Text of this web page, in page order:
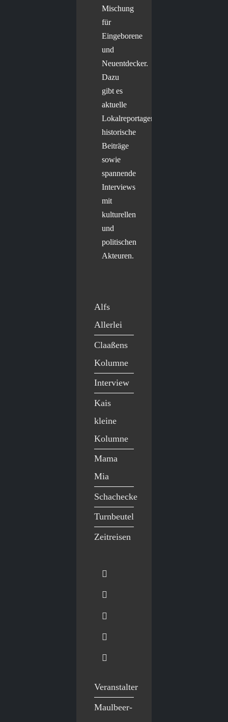
Mischung
für
Eingeborene
und
Neuentdecker.
Dazu
gibt es
aktuelle
Lokalreportagen,
historische
Beiträge
sowie
spannende
Interviews
mit
kulturellen
und
politischen
Akteuren.
Alfs
Allerlei
Claaßens
Kolumne
Interview
Kais
kleine
Kolumne
Mama
Mia
Schachecke
Turnbeutel
Zeitreisen
Veranstalter
Maulbeer-